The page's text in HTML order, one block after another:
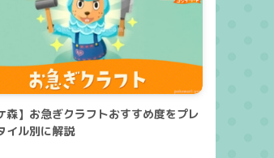
森】お急ぎクラフトおすすめ度をプレ
イル別に解説